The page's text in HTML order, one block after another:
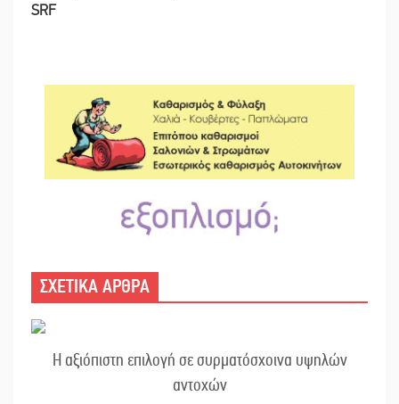
SRF
ΣΧΕΤΙΚΑ ΑΡΘΡΑ
Η αξιόπιστη επιλογή σε συρματόσχοινα υψηλών
αντοχών